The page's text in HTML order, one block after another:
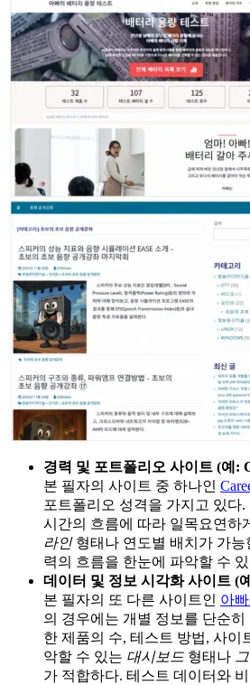
경력 및 포트폴리오 사이트 (예:
본 필자의 사이트 중 하나인
포트폴리오 성격을 가지고 있다
시간의 흐름에 따라 일목요연하
라인형태나 연도별 배치가 가능
력의 흐름을 한눈에 파악할 수
데이터 및 정보 시각화 사이트 (
본 필자의 또 다른 사이트인 아
의 경우에는 개별 정보를 단순
한 제품의 수, 테스트 방법, 사이
악할 수 있는 대시보드 형태나
가 적합하다. 테스트 데이터와